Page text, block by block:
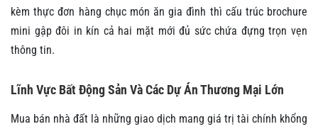
kèm thực đơn hàng chục món ăn gia đình thì cấu trúc brochure
mini gập đôi in kín cả hai mặt mới đủ sức chứa đựng trọn vẹn
thông tin.
Lĩnh Vực Bất Động Sản Và Các Dự Án Thương Mại Lớn
Mua bán nhà đất là những giao dịch mang giá trị tài chính khổng